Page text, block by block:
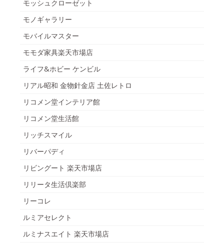
モッシュクローゼット
モノギャラリー
モバイルマスター
モモダ家具楽天市場店
ライフ&ホビー ケンビル
リアル昭和 金物針金店 土佐レトロ
リコメン堂インテリア館
リコメン堂生活館
リッチスマイル
リバーパディ
リビングート 楽天市場店
リリータ生活倶楽部
リーコレ
ルミアセレクト
ルミナスエイト 楽天市場店